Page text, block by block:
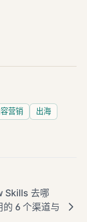
营销 出海
Skills 去哪
的 6 个渠道与